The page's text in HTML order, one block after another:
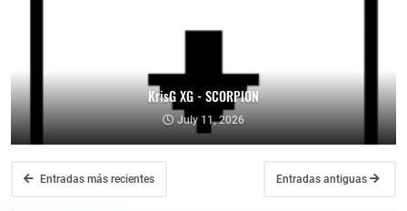
KrisG XG - SCORPION
July 11, 2026
Entradas más recientes Entradas antiguas